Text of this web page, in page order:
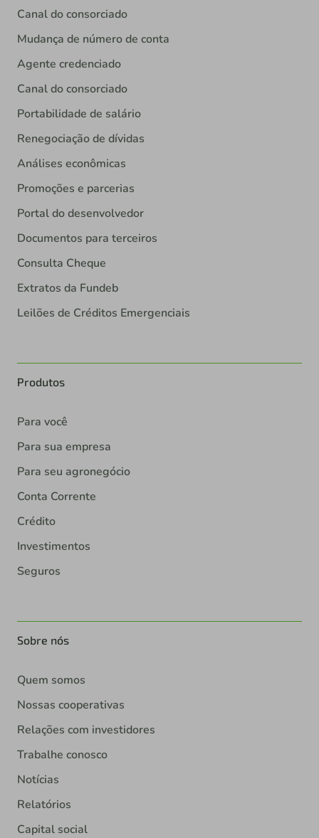
Canal do consorciado
Mudança de número de conta
Agente credenciado
Canal do consorciado
Portabilidade de salário
Renegociação de dívidas
Análises econômicas
Promoções e parcerias
Portal do desenvolvedor
Documentos para terceiros
Consulta Cheque
Extratos da Fundeb
Leilões de Créditos Emergenciais
Produtos
Para você
Para sua empresa
Para seu agronegócio
Conta Corrente
Crédito
Investimentos
Seguros
Sobre nós
Quem somos
Nossas cooperativas
Relações com investidores
Trabalhe conosco
Notícias
Relatórios
Capital social